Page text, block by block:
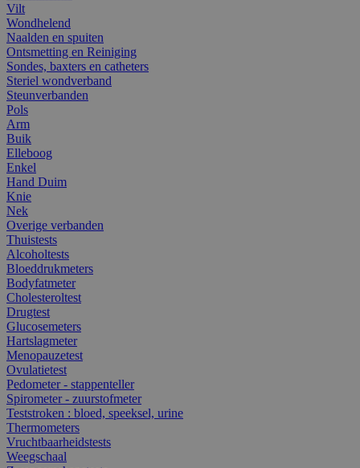
Vilt
Wondhelend
Naalden en spuiten
Ontsmetting en Reiniging
Sondes, baxters en catheters
Steriel wondverband
Steunverbanden
Pols
Arm
Buik
Elleboog
Enkel
Hand Duim
Knie
Nek
Overige verbanden
Thuistests
Alcoholtests
Bloeddrukmeters
Bodyfatmeter
Cholesteroltest
Drugtest
Glucosemeters
Hartslagmeter
Menopauzetest
Ovulatietest
Pedometer - stappenteller
Spirometer - zuurstofmeter
Teststroken : bloed, speeksel, urine
Thermometers
Vruchtbaarheidstests
Weegschaal